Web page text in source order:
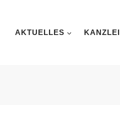
AKTUELLES KANZLEI